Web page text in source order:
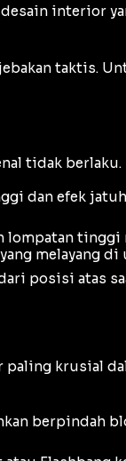
interior
taktis.
tidak berlaku.
dan efek
lompatan
melayang di
posisi atas
krusial
berpindah